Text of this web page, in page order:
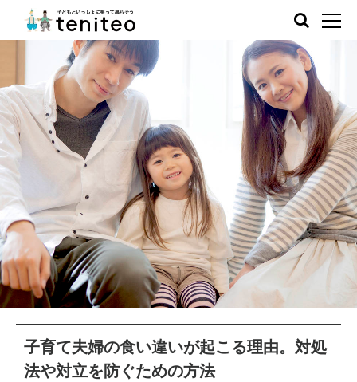
子育て夫婦の食い違いが起こる理由。対処
法や対立を防ぐための方法